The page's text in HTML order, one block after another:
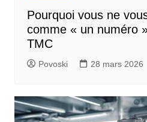
Pourquoi vous ne
comme « un numéro
TMC
Povoski 28 mars 2026